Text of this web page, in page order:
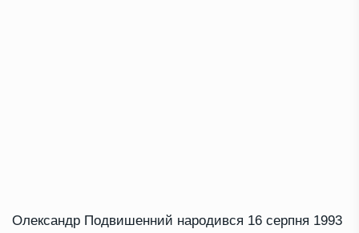
Олександр Подвишенний народився 16 серпня 1993